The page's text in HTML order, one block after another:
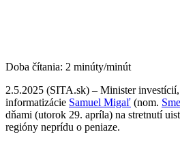
Doba čítania: 2 minúty/minút
2.5.2025 (SITA.sk) – Minister
informatizácie Samuel Migaľ (nom.
dňami (utorok 29. apríla) na stretnutí
regióny neprídu o peniaze.